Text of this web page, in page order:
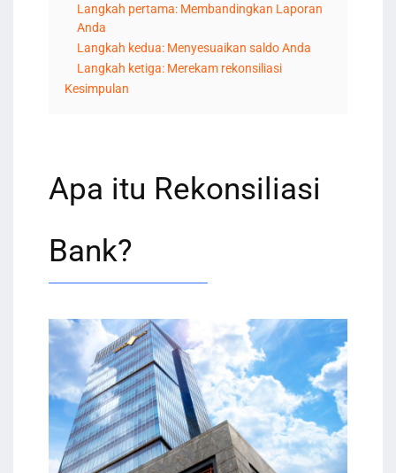
Langkah pertama: Membandingkan Laporan
Anda
Langkah kedua: Menyesuaikan saldo Anda
Langkah ketiga: Merekam rekonsiliasi
Kesimpulan
Apa itu Rekonsiliasi
Bank?